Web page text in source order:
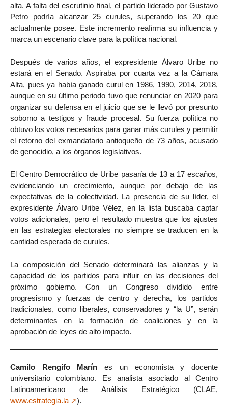
alta. A falta del escrutinio final, el partido liderado por Gustavo
Petro podría alcanzar 25 curules, superando los 20 que
actualmente posee. Este incremento reafirma su influencia y
marca un escenario clave para la política nacional.
Después de varios años, el expresidente Álvaro Uribe no
estará en el Senado. Aspiraba por cuarta vez a la Cámara
Alta, pues ya había ganado curul en 1986, 1990, 2014, 2018,
aunque en su último periodo tuvo que renunciar en 2020 para
organizar su defensa en el juicio que se le llevó por presunto
soborno a testigos y fraude procesal. Su fuerza política no
obtuvo los votos necesarios para ganar más curules y permitir
el retorno del exmandatario antioqueño de 73 años, acusado
de genocidio, a los órganos legislativos.
El Centro Democrático de Uribe pasaría de 13 a 17 escaños,
evidenciando un crecimiento, aunque por debajo de las
expectativas de la colectividad. La presencia de su líder, el
expresidente Álvaro Uribe Vélez, en la lista buscaba captar
votos adicionales, pero el resultado muestra que los ajustes
en las estrategias electorales no siempre se traducen en la
cantidad esperada de curules.
La composición del Senado determinará las alianzas y la
capacidad de los partidos para influir en las decisiones del
próximo gobierno. Con un Congreso dividido entre
progresismo y fuerzas de centro y derecha, los partidos
tradicionales, como liberales, conservadores y “la U”, serán
determinantes en la formación de coaliciones y en la
aprobación de leyes de alto impacto.
Camilo Rengifo Marín es un economista y docente
universitario colombiano. Es analista asociado al Centro
Latinoamericano de Análisis Estratégico (CLAE,
www.estrategia.la
).